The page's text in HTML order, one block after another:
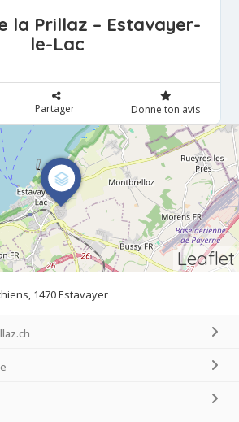
la Prillaz – Estavayer-
le-Lac
Partager Donne ton avis
Leaflet
1470 Estavayer